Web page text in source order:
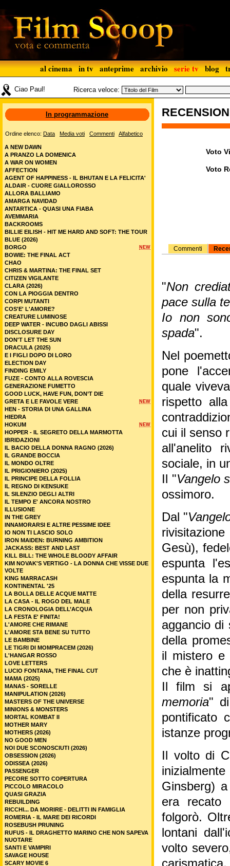
al cinema in tv anteprime archivio serie tv blog
Ciao Paul! Ricerca veloce:
Voto
Voto
Commenti
"Non
pace sulla
Io non
spada".
Nel
pone
quale
rispetto
cui il senso
all'anelito
sociale, in
Il "Vangelo
ossimoro.
Dal "
Gesù),
espunta
espunta la
della
per non
aggancio di
della
il mistero e
che è
Il film si
memoria"
pontificato
istanze
Il volto di
Ginsberg)
era recato
folgorò.
lontani
volto
In programmazione
Ordine elenco: Data Media voti Commenti Alfabetico
A NEW DAWN
A PRANZO LA DOMENICA
A WAR ON WOMEN
AFFECTION
AGENT OF HAPPINESS - IL BHUTAN E LA FELICITA'
ALDAIR - CUORE GIALLOROSSO
ALLORA BALLIAMO
AMARGA NAVIDAD
ANTARTICA - QUASI UNA FIABA
AVEMMARIA
BACKROOMS
BILLIE EILISH - HIT ME HARD AND SOFT: THE TOUR
BLUE (2026)
NEW
BORGO
BOWIE: THE FINAL ACT
CHAO
CHRIS & MARTINA: THE FINAL SET
CITIZEN VIGILANTE
CLARA (2026)
CON LA PIOGGIA DENTRO
CORPI MUTANTI
COS'E' L'AMORE?
CREATURE LUMINOSE
DEEP WATER - INCUBO DAGLI ABISSI
DISCLOSURE DAY
DON'T LET THE SUN
DRACULA (2025)
E I FIGLI DOPO DI LORO
ELECTION DAY
FINDING EMILY
FUZE - CONTO ALLA ROVESCIA
GENERAZIONE FUMETTO
GOOD LUCK, HAVE FUN, DON’T DIE
NEW
GRETA E LE FAVOLE VERE
HEN - STORIA DI UNA GALLINA
HIEDRA
NEW
HOKUM
HOPPER - IL SEGRETO DELLA MARMOTTA
IBRIDAZIONI
IL BACIO DELLA DONNA RAGNO (2026)
IL GRANDE BOCCIA
IL MONDO OLTRE
IL PRIGIONIERO (2025)
IL PRINCIPE DELLA FOLLIA
IL REGNO DI KENSUKE
IL SILENZIO DEGLI ALTRI
IL TEMPO E' ANCORA NOSTRO
ILLUSIONE
IN THE GREY
INNAMORARSI E ALTRE PESSIME IDEE
IO NON TI LASCIO SOLO
IRON MAIDEN: BURNING AMBITION
JACKASS: BEST AND LAST
KILL BILL: THE WHOLE BLOODY AFFAIR
KIM NOVAK'S VERTIGO - LA DONNA CHE VISSE DUE
VOLTE
KING MARRACASH
KONTINENTAL '25
LA BOLLA DELLE ACQUE MATTE
LA CASA - IL ROGO DEL MALE
LA CRONOLOGIA DELL’ACQUA
LA FESTA E' FINITA!
L'AMORE CHE RIMANE
L'AMORE STA BENE SU TUTTO
LE BAMBINE
LE TIGRI DI MOMPRACEM (2026)
L'HANGAR ROSSO
LOVE LETTERS
LUCIO FONTANA, THE FINAL CUT
MAMA (2025)
MANAS - SORELLE
MANIPULATION (2026)
MASTERS OF THE UNIVERSE
MINIONS & MONSTERS
MORTAL KOMBAT II
MOTHER MARY
MOTHERS (2026)
NO GOOD MEN
NOI DUE SCONOSCIUTI (2026)
OBSESSION (2026)
ODISSEA (2026)
PASSENGER
PECORE SOTTO COPERTURA
PICCOLO MIRACOLO
QUASI GRAZIA
REBUILDING
RICCHI... DA MORIRE - DELITTI IN FAMIGLIA
ROMERIA - IL MARE DEI RICORDI
ROSEBUSH PRUNING
RUFUS - IL DRAGHETTO MARINO CHE NON SAPEVA
NUOTARE
SANTI E VAMPIRI
SAVAGE HOUSE
SCARY MOVIE 6